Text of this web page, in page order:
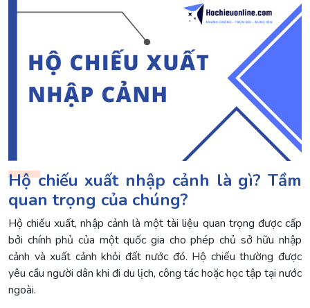
Hộ chiếu xuất nhập cảnh là gì? Tầm
quan trọng của chúng?
Hộ chiếu xuất, nhập cảnh là một tài liệu quan trọng được cấp
bởi chính phủ của một quốc gia cho phép chủ sở hữu nhập
cảnh và xuất cảnh khỏi đất nước đó. Hộ chiếu thường được
yêu cầu người dân khi đi du lịch, công tác hoặc học tập tại nước
ngoài.